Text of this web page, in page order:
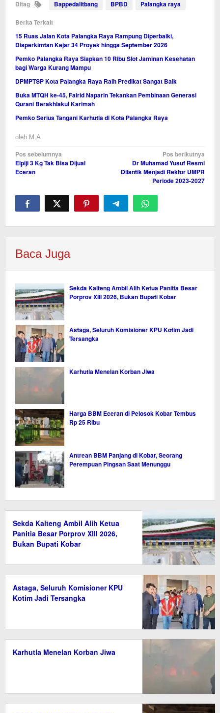
Ditag Bappedalitbang BPBD Palangka raya
Berita Terkait
15 Ruas Jalan Kota Palangka Raya Rampung Diperbaiki,
Disperkimtan Kejar 34 Proyek hingga September 2026
Pemko Palangka Raya Siapkan 10 Ribu Slot Jaminan Kesehatan
bagi Warga Kurang Mampu
DPMPTSP Kota Palangka Raya Raih Predikat Sangat Baik
Buka MTQH ke-45, Fairid Naparin Tekankan Pembinaan Generasi
Qurani Berakhlakul Karimah
Pemko Serius Tangani Karhutla di Kota Palangka Raya
oleh M.A
Navigasi
pos
Pos sebelumnya
Elpiji 3 Kg Tak Bisa Dijual
Eceran
Pos berikutnya
Dr Muhamad Yusuf Resmi
Dilantik Menjadi Rektor UMPR
Periode 2023-2027
Baca Juga
Sekda Kalteng Ambil Alih Ketua Panitia Besar
Porprov XIII 2026, Bukan Bupati Kobar
Astaga, Seluruh Komisioner KPU Kotim Jadi
Tersangka
Karhutla Menelan Korban Jiwa
Harga BBM Eceran di Pelosok Kobar Tembus
Rp 25 Ribu
Antrean BBM Panjang di Kobar, Seorang
Perempuan Pingsan Saat Menunggu
Sekda Kalteng Ambil Alih Ketua
Panitia Besar Porprov XIII 2026,
Bukan Bupati Kobar
Astaga, Seluruh Komisioner KPU
Kotim Jadi Tersangka
Karhutla Menelan Korban Jiwa